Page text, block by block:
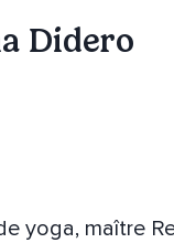
Didero
yoga, maître